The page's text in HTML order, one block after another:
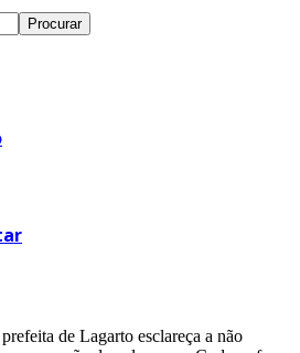
de Lagarto esclareça a não